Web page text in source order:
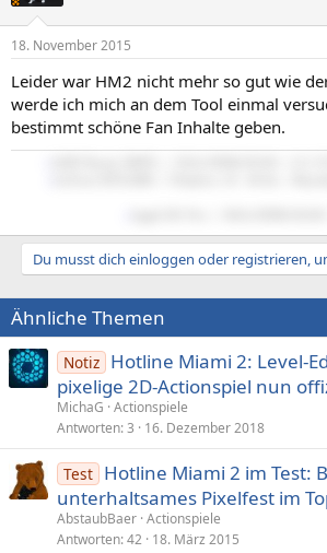
18. November 2015
Leider war HM2 nicht mehr so gut wie
werde ich mich an dem Tool einmal
bestimmt schöne Fan Inhalte geben.
Du musst dich einloggen oder registrieren,
Ähnliche Themen
Notiz Hotline Miami 2: Level-
pixelige 2D‑Actionspiel nun
MichaG Actionspiele
Antworten 3 16. Dezember 2018
Test Hotline Miami 2 im Test:
unterhaltsames Pixelfest im
AbstaubBaer Actionspiele
Antworten 42 18. März 2015